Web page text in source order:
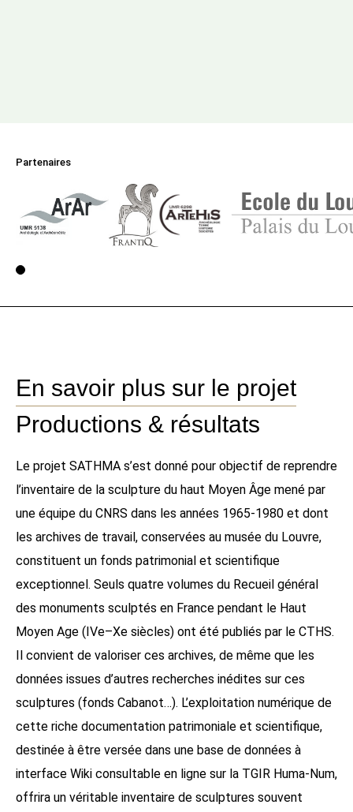
Partenaires
Voir la page 1
En savoir plus sur le projet
Productions & résultats
Le projet SATHMA s’est donné pour objectif de reprendre
l’inventaire de la sculpture du haut Moyen Âge mené par
une équipe du CNRS dans les années 1965-1980 et dont
les archives de travail, conservées au musée du Louvre,
constituent un fonds patrimonial et scientifique
exceptionnel. Seuls quatre volumes du Recueil général
des monuments sculptés en France pendant le Haut
Moyen Age (IVe–Xe siècles) ont été publiés par le CTHS.
Il convient de valoriser ces archives, de même que les
données issues d’autres recherches inédites sur ces
sculptures (fonds Cabanot…). L’exploitation numérique de
cette riche documentation patrimoniale et scientifique,
destinée à être versée dans une base de données à
interface Wiki consultable en ligne sur la TGIR Huma-Num,
offrira un véritable inventaire de sculptures souvent